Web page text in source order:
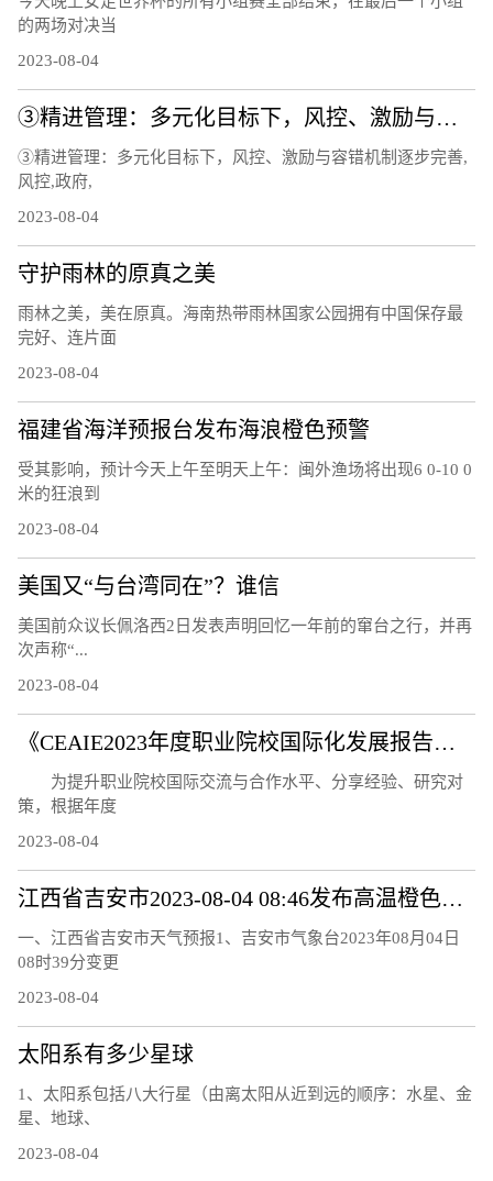
的两场对决当
2023-08-04
③精进管理：多元化目标下，风控、激励与容错机制逐步完善
③精进管理：多元化目标下，风控、激励与容错机制逐步完善,
风控,政府,
2023-08-04
守护雨林的原真之美
雨林之美，美在原真。海南热带雨林国家公园拥有中国保存最
完好、连片面
2023-08-04
福建省海洋预报台发布海浪橙色预警
受其影响，预计今天上午至明天上午：闽外渔场将出现6 0-10 0
米的狂浪到
2023-08-04
美国又“与台湾同在”？谁信
美国前众议长佩洛西2日发表声明回忆一年前的窜台之行，并再
次声称“...
2023-08-04
《CEAIE2023年度职业院校国际化发展报告——国际化教师队伍建设情况分析》问卷调研及案例征集通知
为提升职业院校国际交流与合作水平、分享经验、研究对
策，根据年度
2023-08-04
江西省吉安市2023-08-04 08:46发布高温橙色预警
一、江西省吉安市天气预报1、吉安市气象台2023年08月04日
08时39分变更
2023-08-04
太阳系有多少星球
1、太阳系包括八大行星（由离太阳从近到远的顺序：水星、金
星、地球、
2023-08-04